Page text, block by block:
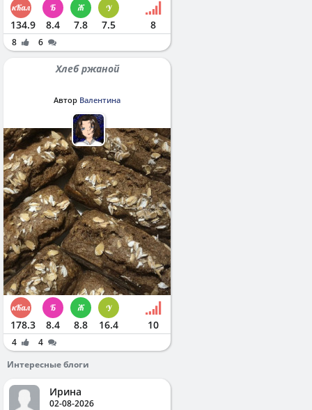
134.9 8.4 7.8 7.5 8
8 6
Хлеб ржаной
Автор Валентина
178.3 8.4 8.8 16.4 10
4
4
Интересные блоги
Ирина
02-08-2026